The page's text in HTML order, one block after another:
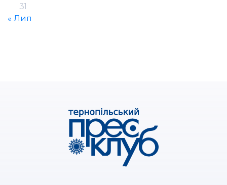
31
« Лип